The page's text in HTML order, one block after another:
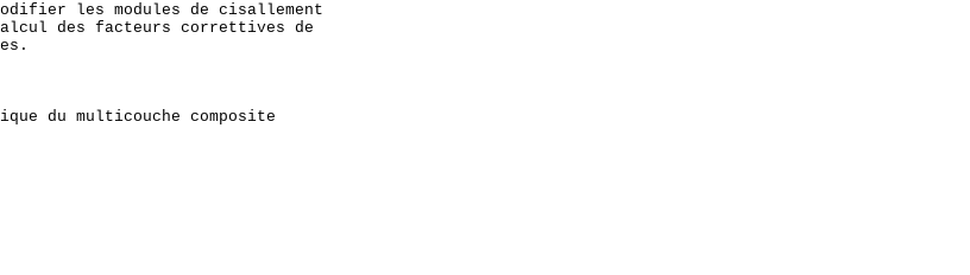
les modules de cisallement
des facteurs correttives de
du multicouche composite